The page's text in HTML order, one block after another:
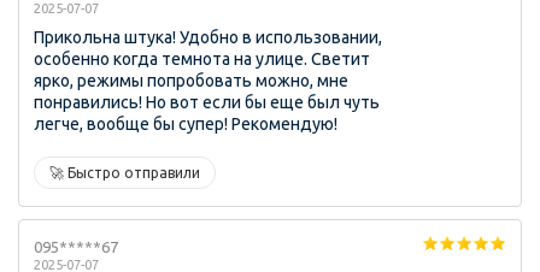
2025-07-07
Прикольна штука! Удобно в использовании,
особенно когда темнота на улице. Светит
ярко, режимы попробовать можно, мне
понравились! Но вот если бы еще был чуть
легче, вообще бы супер! Рекомендую!
🚀 Быстро отправили
095*****67
2025-07-07